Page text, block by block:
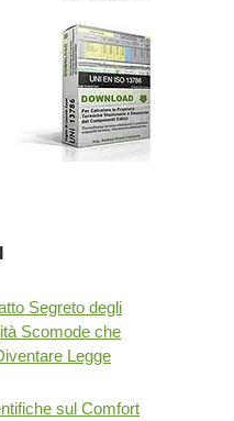
Segreto degli
Scomode che
Legge
sul Comfort